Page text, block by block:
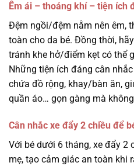
Êm ái – thoáng khí – tiện ích
Đệm ngồi/đệm nằm nên êm,
toàn cho da bé. Đồng thời,
tránh khe hở/điểm kẹt có thể
Những tiện ích đáng cân
chứa đồ rộng, khay/bàn ăn,
quần áo… gọn gàng mà
Cân nhắc xe đẩy 2 chiều để
Với bé dưới 6 tháng, xe đẩy 2
mẹ, tạo cảm giác an toàn khi